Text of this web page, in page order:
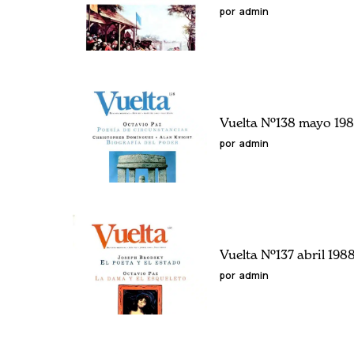
por admin
Vuelta Nº138 mayo
por admin
Vuelta Nº137 abril
por admin